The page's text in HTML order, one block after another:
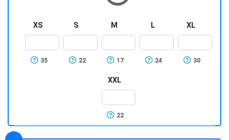
XS
35
S
22
M
17
L
24
XL
30
XXL
22